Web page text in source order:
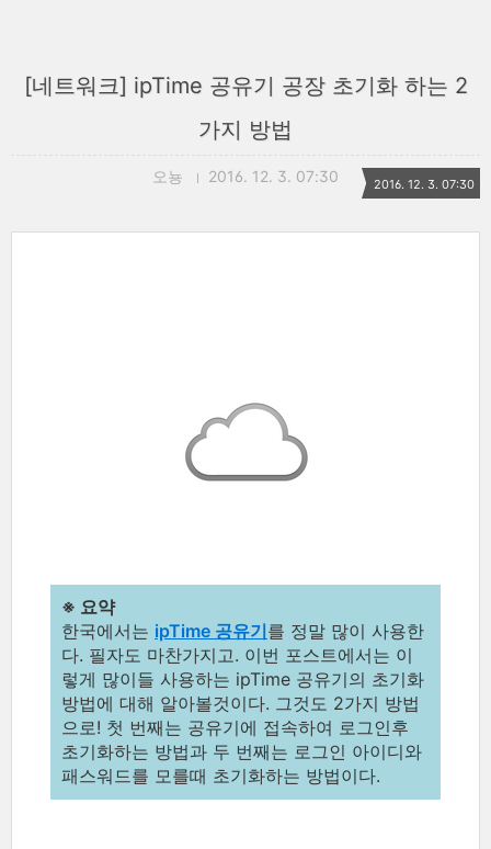
[네트워크] ipTime 공유기 공장 초기화 하는 2
가지 방법
오뇽 2016. 12. 3. 07:30 2016. 12. 3. 07:30
※ 요약
한국에서는 ipTime 공유기를 정말 많이 사용한
다. 필자도 마찬가지고. 이번 포스트에서는 이
렇게 많이들 사용하는 ipTime 공유기의 초기화
방법에 대해 알아볼것이다. 그것도 2가지 방법
으로! 첫 번째는 공유기에 접속하여 로그인후
초기화하는 방법과 두 번째는 로그인 아이디와
패스워드를 모를때 초기화하는 방법이다.